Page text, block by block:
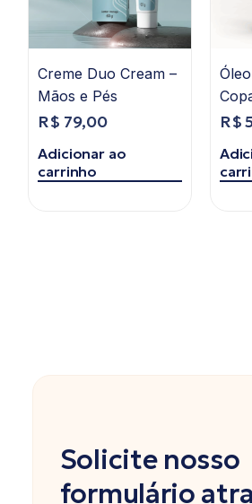
Creme Duo Cream –
Mãos e Pés
R$ 79,00
Adicionar ao
carrinho
R$
Solicite nosso
formulário